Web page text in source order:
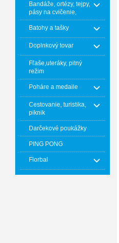
Bandáže, ortézy, tejpy,
pásy na cvičenie,
Batohy a tašky
Doplnkový tovar
Fľaše,uteráky, pitný
režim
Poháre a medaile
Cestovanie, turistika,
piknik
Darčekové poukážky
PING PONG
Florbal